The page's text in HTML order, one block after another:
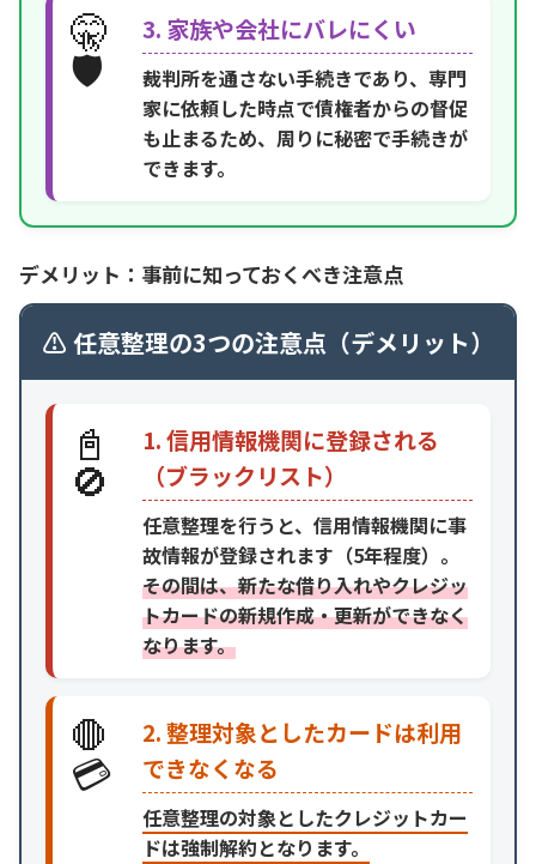
🤫
🛡️
3. 家族や会社にバレにくい
裁判所を通さない手続きであり、専門
家に依頼した時点で債権者からの督促
も止まるため、周りに秘密で手続きが
できます。
デメリット：事前に知っておくべき注意点
⚠️ 任意整理の3つの注意点（デメリット）
📓
🚫
1. 信用情報機関に登録される
（ブラックリスト）
任意整理を行うと、信用情報機関に事
故情報が登録されます（5年程度）。
その間は、新たな借り入れやクレジッ
トカードの新規作成・更新ができなく
なります。
🛑
💳
2. 整理対象としたカードは利用
できなくなる
任意整理の対象としたクレジットカー
ドは強制解約となります。